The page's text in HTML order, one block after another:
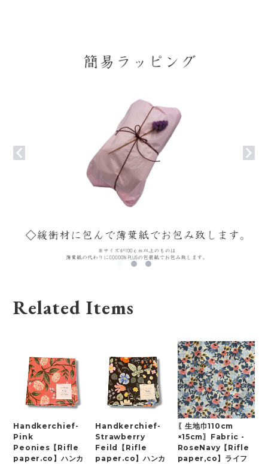
Related Items
Handkerchief-
Pink
Peonies【Rifle
paper.co】ハンカ
Handkerchief-
Strawberry
Feild【Rifle
paper.co】ハンカ
〖生地巾110cm
×15cm〗Fabric -
RoseNavy【Rifle
paper,co】ライフ